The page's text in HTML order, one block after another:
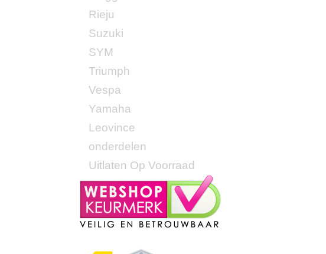
Rieju
Suzuki
SYM
Triumph
Vespa
Yamaha
Leovince
onderdelen
Uitlaten Op Voorraad